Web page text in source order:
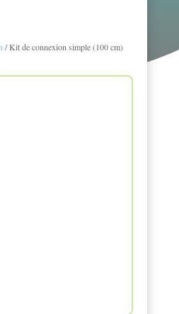
/ Kit de connexion simple (100 cm)